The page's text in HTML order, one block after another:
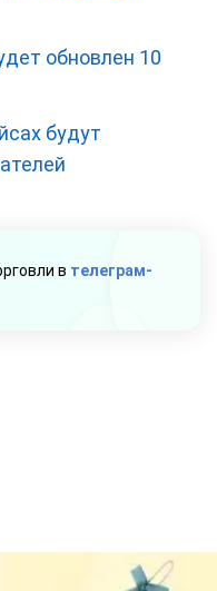
обновлен 10
будут
в телеграм-